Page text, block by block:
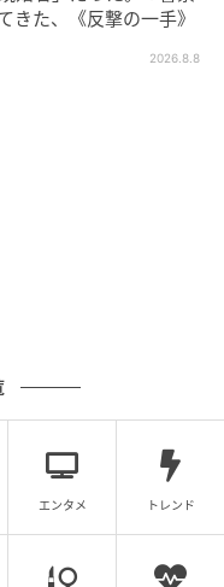
きた、《反撃の一手》
2026.8.8
エンタメ トレンド